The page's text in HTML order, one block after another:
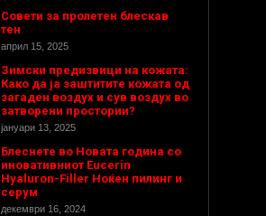
Совети за пролетен блескав
тен
април 15, 2025
Зимски предизвици на кожата:
Како да ја заштитите кожата од
загаден воздух и сув воздух во
затворени простории?
јануари 13, 2025
Блеснете во Новата година со
иновативниот Eucerin
Hyaluron-Filler Ноќен пилинг и
серум
декември 16, 2024